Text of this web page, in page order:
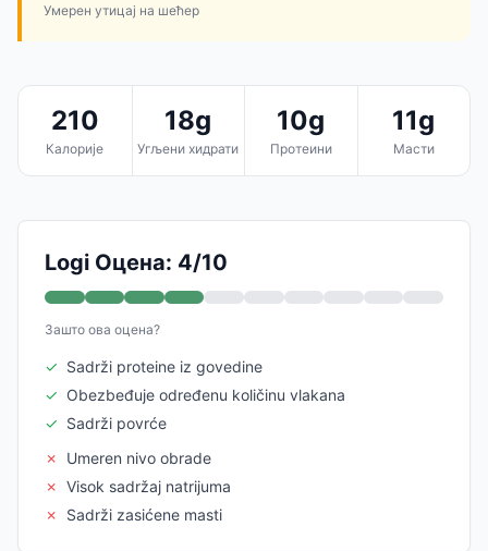
Умерен утицај на шећер
210
Калорије
18g
Угљени хидрати
10g
Протеини
11g
Масти
Logi Оцена: 4/10
Зашто ова оцена?
✓ Sadrži proteine iz govedine
✓ Obezbeđuje određenu količinu vlakana
✓ Sadrži povrće
✗
Umeren nivo obrade
✗ Visok sadržaj natrijuma
✗
Sadrži zasićene masti